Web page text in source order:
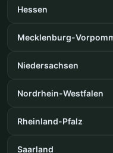
Hessen
Mecklenburg-
Niedersachsen
Nordrhein-Westfalen
Rheinland-Pfalz
Saarland